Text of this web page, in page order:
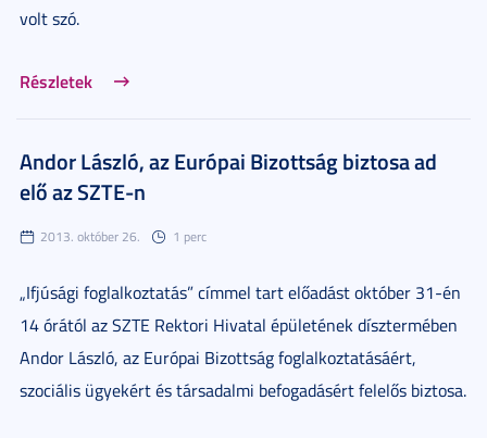
volt szó.
Részletek
Andor László, az Európai Bizottság biztosa ad
elő az SZTE-n
2013. október 26. 1 perc
„Ifjúsági foglalkoztatás” címmel tart előadást október 31-én
14 órától az SZTE Rektori Hivatal épületének dísztermében
Andor László, az Európai Bizottság foglalkoztatásáért,
szociális ügyekért és társadalmi befogadásért felelős biztosa.